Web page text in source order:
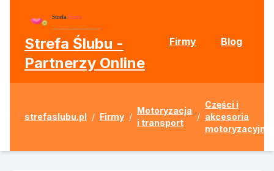
Strefa Ślubu -
Partnerzy Online
Firmy Blog
strefaslubu.pl / Firmy /
Motoryzacja
i transport
/
Części i
akcesoria
motoryzacyjne